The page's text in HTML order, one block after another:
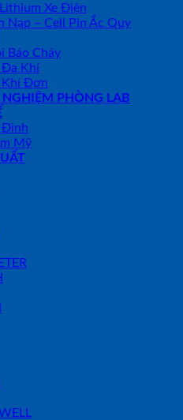
Xe Điện
Nạp – Cell Pin Ắc Quy
Báo Cháy
Khí
Đơn
PHÒNG LAB
Đình
Mỹ